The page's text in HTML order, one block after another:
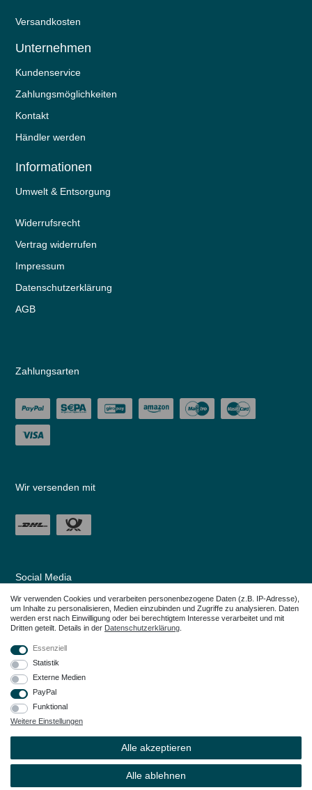
Versandkosten
Unternehmen
Kundenservice
Zahlungsmöglichkeiten
Kontakt
Händler werden
Informationen
Umwelt & Entsorgung
Widerrufs­recht
Vertrag widerrufen
Impressum
Daten­schutz­erklärung
AGB
Zahlungsarten
Wir versenden mit
Social Media
Warenzeichen Ihrer Eigentümer.
© Copyright 2026 – Dauerkauer | Alle Rechte vorbehalten.
Wir verwenden Cookies und verarbeiten personenbezogene Daten (z.B. IP-Adresse),
um Inhalte zu personalisieren, Medien einzubinden und Zugriffe zu analysieren. Daten
werden erst nach Einwilligung oder bei berechtigtem Interesse verarbeitet und mit
Dritten geteilt. Details in der Daten­schutz­erklärung
Essenziell
Statistik
Externe Medien
PayPal
Funktional
Weitere Einstellungen
Alle akzeptieren
Alle ablehnen